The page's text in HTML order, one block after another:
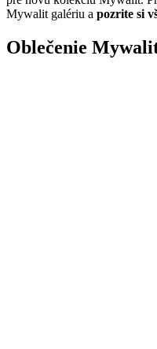
Mywalit galériu a pozrite si
Oblečenie